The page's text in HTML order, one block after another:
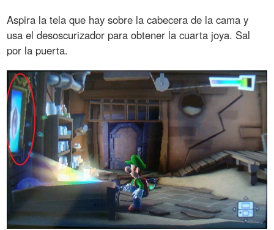
Aspira la tela que hay sobre la cabecera de la cama y
usa el desoscurizador para obtener la cuarta joya. Sal
por la puerta.